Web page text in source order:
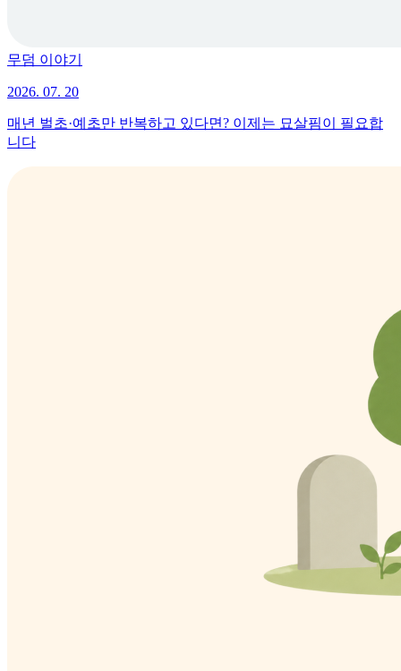
무덤 이야기
2026. 07. 20
매년 벌초·예초만 반복하고 있다면? 이제는 묘살핌이 필요합
니다